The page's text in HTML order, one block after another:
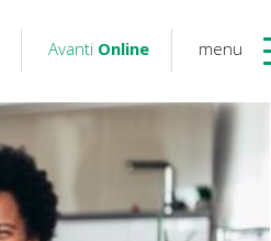
Avanti Online menu
AvantiOnline
Twinfield – Boekhouden